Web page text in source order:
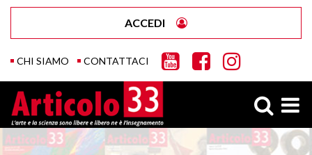
CHI SIAMO CONTATTACI
ACCEDI